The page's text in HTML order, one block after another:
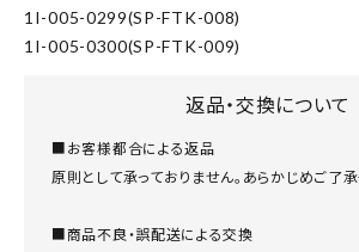
1I-005-0299(SP-FTK-008)
1I-005-0300(SP-FTK-009)
返品・交換について
■お客様都合による返品
原則として承っておりません。あらかじめご了承
■商品不良・誤配送による交換